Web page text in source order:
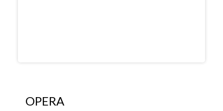
OPERA